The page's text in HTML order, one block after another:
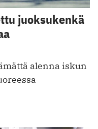
juoksukenkä
alenna iskun